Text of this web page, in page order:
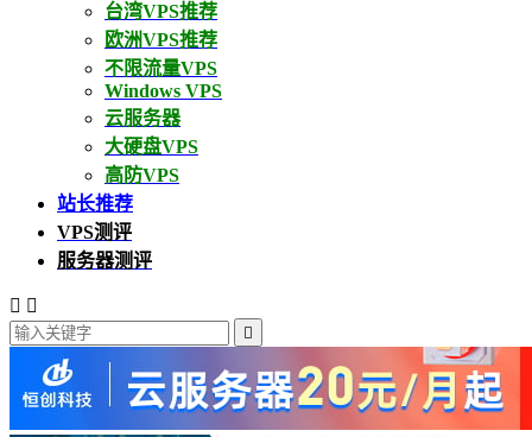
台湾VPS推荐
欧洲VPS推荐
不限流量VPS
Windows VPS
云服务器
大硬盘VPS
高防VPS
站长推荐
VPS测评
服务器测评
 
